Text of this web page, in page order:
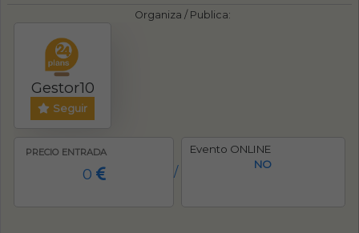
Organiza / Publica:
Gestor10
Seguir
PRECIO ENTRADA
0 /
Evento ONLINE
NO